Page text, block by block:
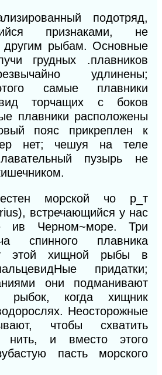
подотряд,
признаками, не
другим рыбам. Основные
грудных .плавников
удлинены;
самые плавники
торчащих с боков
плавники расположены
пояс прикреплен к
нет; чешуя на теле
пузырь не
морской чо р_т
встречающийся у нас
Черном~море. Три
спинного плавника
этой хищной рыбы в
придатки;
они подманивают
рыбок, когда хищник
Неосторожные
чтобы схватить
нить, и вместо этого
пасть морского